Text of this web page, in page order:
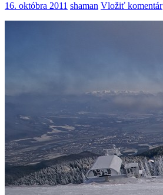
16. októbra 2011 shaman Vložiť komentár